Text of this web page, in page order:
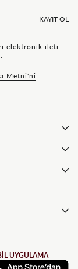
KAYIT OL
elektronik ileti
Metni'ni
UYGULAMA